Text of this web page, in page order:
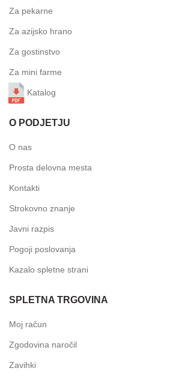
Za pekarne
Za azijsko hrano
Za gostinstvo
Za mini farme
Katalog
O PODJETJU
O nas
Prosta delovna mesta
Kontakti
Strokovno znanje
Javni razpis
Pogoji poslovanja
Kazalo spletne strani
SPLETNA TRGOVINA
Moj račun
Zgodovina naročil
Zavihki